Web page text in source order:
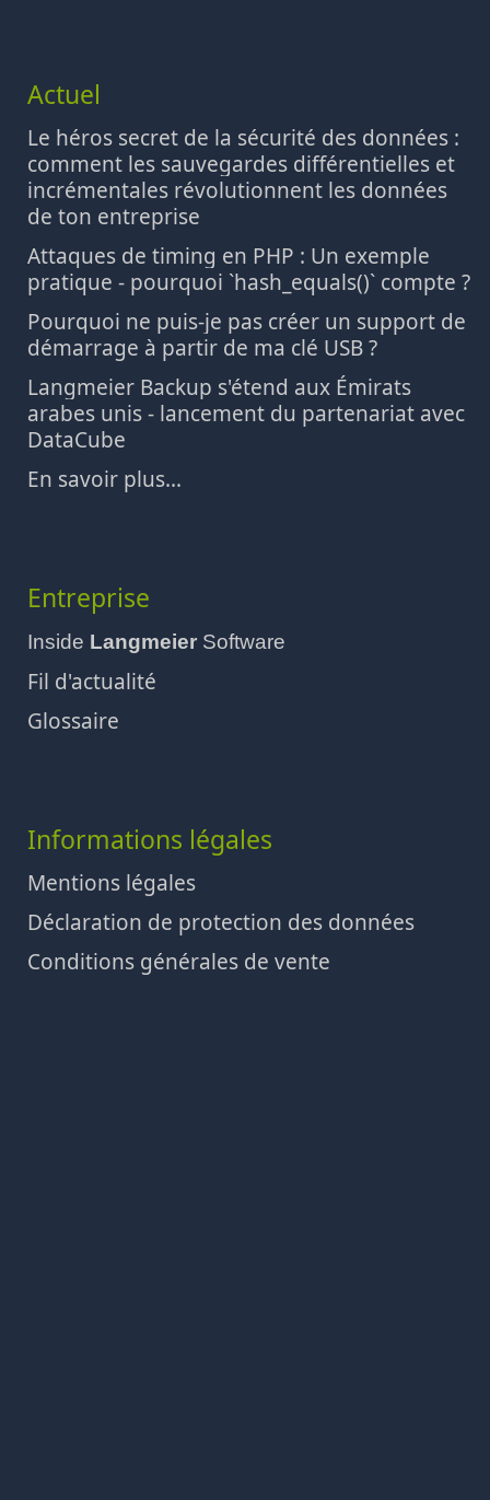
Actuel
Le héros secret de la sécurité des données :
comment les sauvegardes différentielles et
incrémentales révolutionnent les données
de ton entreprise
Attaques de timing en PHP : Un exemple
pratique - pourquoi `hash_equals()` compte ?
Pourquoi ne puis-je pas créer un support de
démarrage à partir de ma clé USB ?
Langmeier Backup s'étend aux Émirats
arabes unis - lancement du partenariat avec
DataCube
En savoir plus...
Entreprise
Inside Langmeier Software
Fil d'actualité
Glossaire
Informations légales
Mentions légales
Déclaration de protection des données
Conditions générales de vente